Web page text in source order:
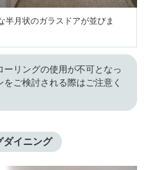
半月状のガラスドアが並びま
リングの使用が不可となっ
ご検討される際はご注意く
ダイニング